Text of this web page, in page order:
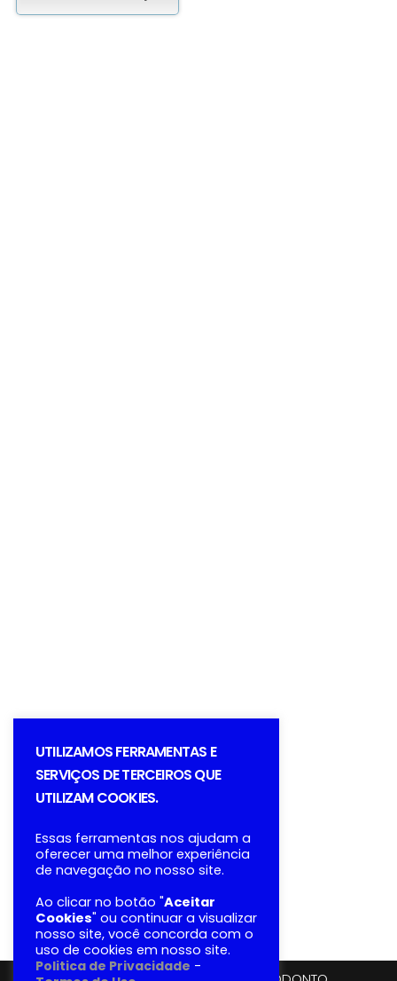
UTILIZAMOS FERRAMENTAS E
SERVIÇOS DE TERCEIROS QUE
UTILIZAM COOKIES.
Essas ferramentas nos ajudam a
oferecer uma melhor experiência
de navegação no nosso site.
Ao clicar no botão "Aceitar
Cookies" ou continuar a visualizar
nosso site, você concorda com o
uso de cookies em nosso site.
Politica de Privacidade -